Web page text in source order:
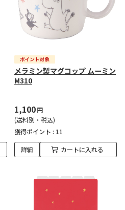
メラミン製マグコップ ムーミン
M310
1,100円
(送料別・税込)
獲得ポイント : 11
詳細 カートに入れる